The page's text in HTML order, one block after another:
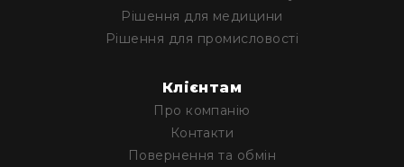
Рішення для медицини
Рішення для промисловості
Клієнтам
Про компанію
Контакти
Повернення та обмін